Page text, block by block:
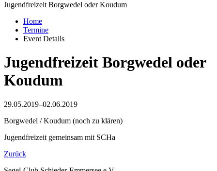
Jugendfreizeit Borgwedel oder Koudum
Home
Termine
Event Details
Jugendfreizeit Borgwedel oder
Koudum
29.05.2019–02.06.2019
Borgwedel / Koudum (noch zu klären)
Jugendfreizeit gemeinsam mit SCHa
Zurück